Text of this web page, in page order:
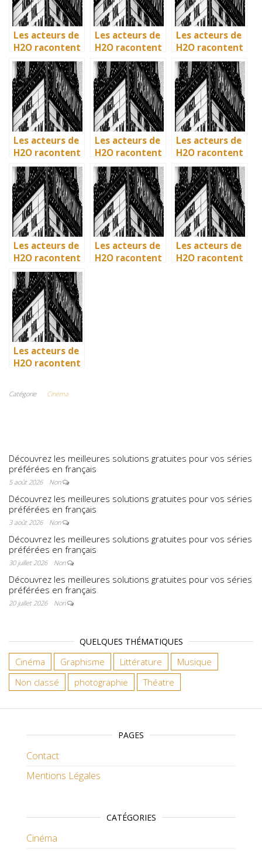
Les acteurs de
H2O racontent
: comment l’île
de Mako a pris
vie en
Australie
Les acteurs de
H2O racontent
: comment l’île
de Mako a pris
vie en
Australie
Les acteurs de
H2O racontent
: comment l’île
de Mako a pris
vie en
Australie
Les acteurs de
H2O racontent
: comment l’île
de Mako a pris
vie en
Australie
Les acteurs de
H2O racontent
: comment l’île
de Mako a pris
vie en
Australie
Les acteurs de
H2O racontent
: comment l’île
de Mako a pris
vie en
Australie
Les acteurs de
H2O racontent
: comment l’île
de Mako a pris
vie en
Australie
Les acteurs de
H2O racontent
Les acteurs de
H2O racontent
Les acteurs de
H2O racontent
vie en
Catégorie Cinéma
Découvrez les meilleures solutions gratuites pour vos séries
préférées en français
5 août 2026 Non
Découvrez les meilleures solutions gratuites pour vos séries
préférées en français
3 août 2026 Non
Découvrez les meilleures solutions gratuites pour vos séries
préférées en français
30 juillet 2026 Non
Découvrez les meilleures solutions gratuites pour vos séries
préférées en français
20 juillet 2026 Non
QUELQUES THÉMATIQUES
Cinéma Graphisme Littérature
Musique
Non classé
photographie Théatre
PAGES
Contact
Mentions Légales
CATÉGORIES
Cinéma